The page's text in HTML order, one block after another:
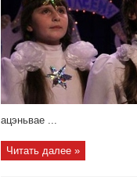
ацэньвае ...
Читать далее »